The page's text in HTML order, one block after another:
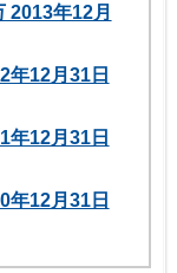
2013年12月
年12月31日
年12月31日
年12月31日